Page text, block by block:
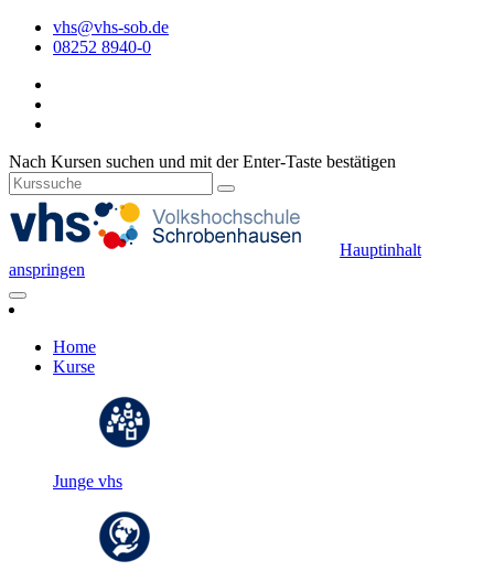
vhs@vhs-sob.de
08252 8940-0
Nach Kursen suchen und mit der Enter-Taste bestätigen
Hauptinhalt
anspringen
Home
Kurse
Junge vhs